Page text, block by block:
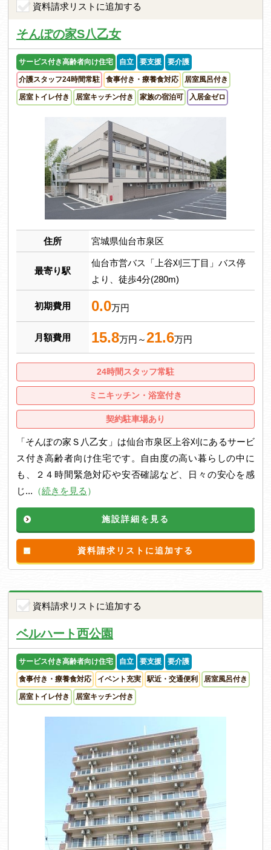
資料請求リストに追加する
そんぽの家S八乙女
サービス付き高齢者向け住宅 自立 要支援 要介護
介護スタッフ24時間常駐 食事付き・療養食対応 居室風呂付き
居室トイレ付き 居室キッチン付き 家族の宿泊可 入居金ゼロ
住所 宮城県仙台市泉区
最寄り駅
仙台市営バス「上谷刈三丁目」バス停
より、徒歩4分(280m)
初期費用 0.0万円
月額費用 15.8万円～21.6万円
24時間スタッフ常駐
ミニキッチン・浴室付き
契約駐車場あり
「そんぽの家Ｓ八乙女」は仙台市泉区上谷刈にあるサービ
ス付き高齢者向け住宅です。自由度の高い暮らしの中に
も、２４時間緊急対応や安否確認など、日々の安心を感
じ... （続きを見る ）
施設詳細を見る
資料請求リストに追加する
資料請求リストに追加する
ベルハート西公園
サービス付き高齢者向け住宅 自立 要支援 要介護
食事付き・療養食対応 イベント充実 駅近・交通便利 居室風呂付き
居室トイレ付き 居室キッチン付き